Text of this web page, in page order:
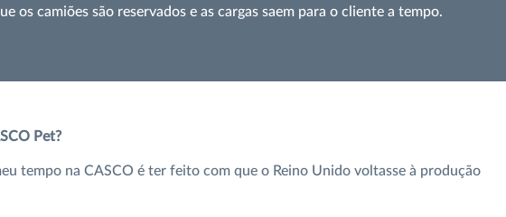
os camiões são reservados e as cargas saem para o cliente a tempo.
Pet?
tempo na CASCO é ter feito com que o Reino Unido voltasse à produção